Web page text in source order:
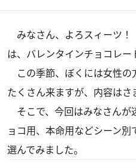
みなさん、よろスィーツ
は、バレンタインチョコレー
この季節、ぼくには女性の
たくさん来ますが、内容はさ
そこで、今回はみなさんが
ョコ用、本命用などシーン
選んでみました。